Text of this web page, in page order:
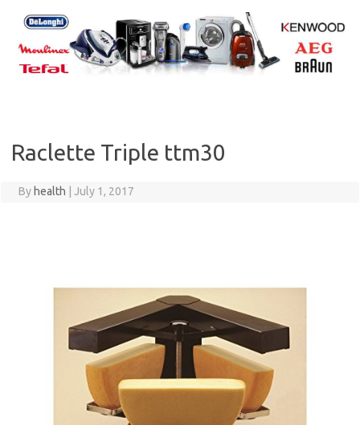
content
Raclette Triple ttm30
By health July 1, 2017